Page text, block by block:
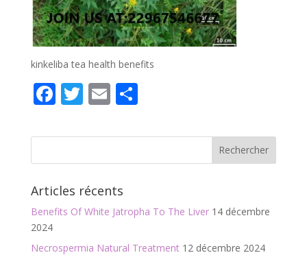
kinkeliba tea health benefits
F
e
b
o
o
k
T
itt
er
E
ai
l
P
ta
g
Articles récents
Benefits Of White Jatropha To The Liver 14 décembre
2024
Necrospermia Natural Treatment 12 décembre 2024